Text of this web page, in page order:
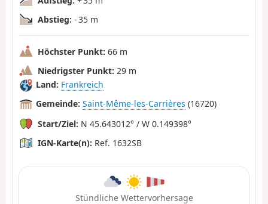
Abstieg: - 35 m
Höchster Punkt: 66 m
Niedrigster Punkt: 29 m
Land: Frankreich
Gemeinde: Saint-Même-les-Carrières (16720)
Start/Ziel: N 45.643012° / W 0.149398°
IGN-Karte(n): Ref. 1632SB
Stündliche Wettervorhersage